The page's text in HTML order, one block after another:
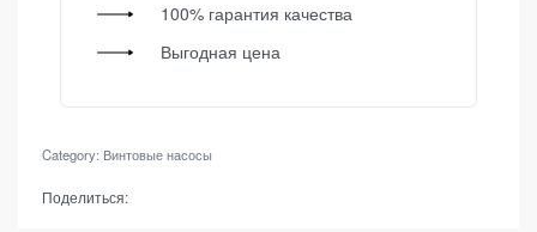
100% гарантия качества
Выгодная цена
Category: Винтовые насосы
Поделиться: